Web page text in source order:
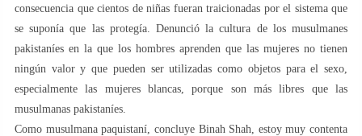
consecuencia que cientos de niñas fueran traicionadas por el sistema que
se suponía que las protegía. Denunció la cultura de los musulmanes
pakistaníes en la que los hombres aprenden que las mujeres no tienen
ningún valor y que pueden ser utilizadas como objetos para el sexo,
especialmente las mujeres blancas, porque son más libres que las
musulmanas pakistaníes.
Como musulmana paquistaní, concluye Binah Shah, estoy muy contenta